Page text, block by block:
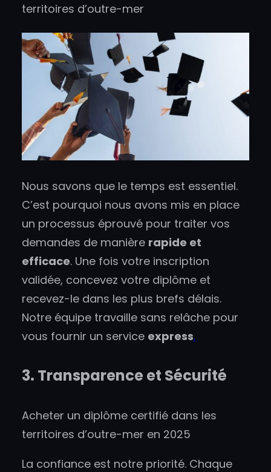
territoires d’outre-mer
Nous savons que le temps est essentiel.
C’est pourquoi nous avons mis en place
un processus éprouvé pour traiter vos
demandes de manière rapide et
efficace. Une fois votre inscription
validée, concevez votre diplôme et
recevez-le dans les plus brefs délais.
Notre équipe travaille sans relâche pour
vous fournir un service express.
3. Transparence et Sécurité
Acheter un diplôme certifié dans les
territoires d’outre-mer en 2025
La confiance est notre priorité. Chaque